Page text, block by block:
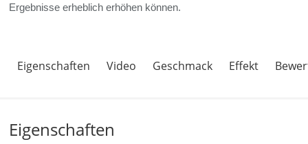
Ergebnisse erheblich erhöhen können.
Eigenschaften Video Geschmack Effekt
Eigenschaften